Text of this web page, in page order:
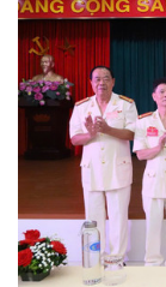
của lực lượng cựu
phục vụ Nhân